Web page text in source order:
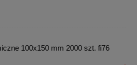
100x150 mm 2000 szt. fi76